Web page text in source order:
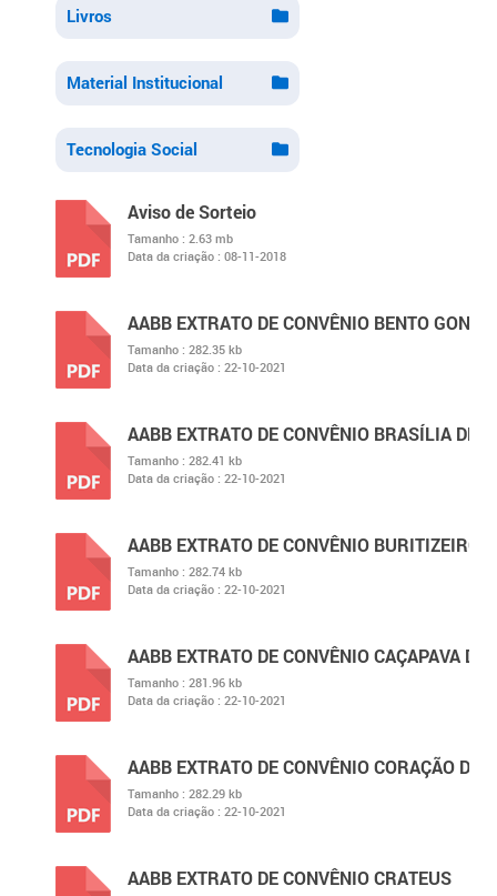
Livros
Material Institucional
Tecnologia Social
PDF
Aviso de Sorteio
Tamanho : 2.63 mb
Data da criação : 08-11-2018
PDF
AABB EXTRATO DE CONVÊNIO BENTO
Tamanho : 282.35 kb
Data da criação : 22-10-2021
PDF
AABB EXTRATO DE CONVÊNIO BRASÍLIA DE
Tamanho : 282.41 kb
Data da criação : 22-10-2021
PDF
AABB EXTRATO DE CONVÊNIO BURITIZEIRO
Tamanho : 282.74 kb
Data da criação : 22-10-2021
PDF
AABB EXTRATO DE CONVÊNIO CAÇAPAVA DO
Tamanho : 281.96 kb
Data da criação : 22-10-2021
PDF
AABB EXTRATO DE CONVÊNIO CORAÇÃO DE
Tamanho : 282.29 kb
Data da criação : 22-10-2021
AABB EXTRATO DE CONVÊNIO CRATEUS